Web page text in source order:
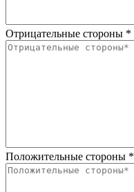
Отрицательные стороны *
Положительные стороны *